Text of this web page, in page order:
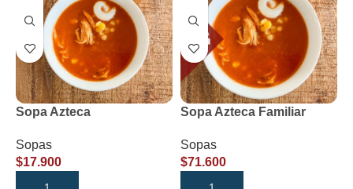
Sopa Azteca
Sopas
$17.900
Sopa Azteca Familiar
Sopas
$71.600